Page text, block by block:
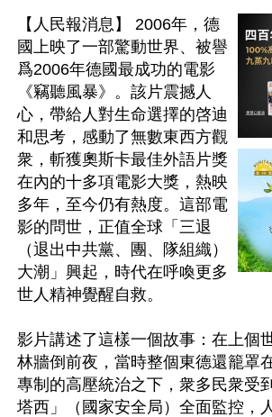
【人民報消息】 2006年，德
國上映了一部驚動世界、被譽
爲2006年德國最成功的電影
《竊聽風暴》。該片震撼人
心，帶給人對生命選擇的啓迪
和思考，感動了無數東西方觀
衆，斬獲奧斯卡最佳外語片獎
在內的十多項電影大獎，熱映
多年，至今仍有熱度。這部電
影的問世，正值全球「三退
（退出中共黨、團、隊組織）
大潮」興起，時代在呼喚更多
世人精神覺醒自救。
影片講述了這樣一個故事：在上個
林牆倒前夜，當時整個東德還籠罩
專制的高壓統治之下，衆多民衆受
塔西」（國家安全局）全面監控，